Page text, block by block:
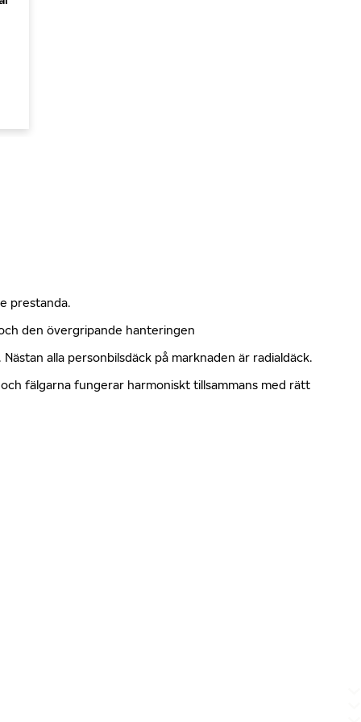
prestanda.
den övergripande hanteringen
alla personbilsdäck på marknaden är radialdäck.
fälgarna fungerar harmoniskt tillsammans med rätt